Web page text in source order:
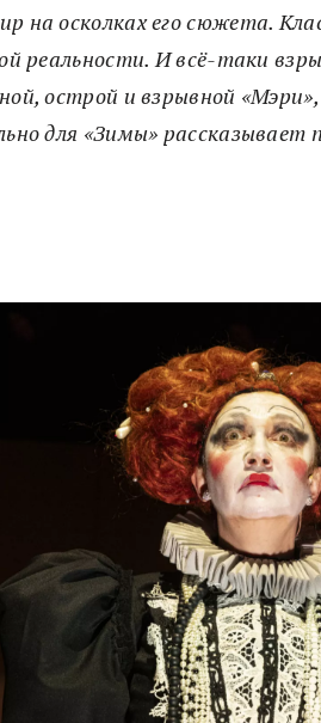
на осколках его сюжета.
реальности. И всё-таки
острой и взрывной
для «Зимы» рассказывает